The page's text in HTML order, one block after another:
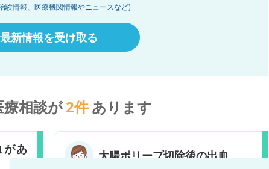
験情報、医療機関情報やニュースなど)
最新情報を受け取る
相談が2件あります
あ
大腸ポリープ切除後の出血